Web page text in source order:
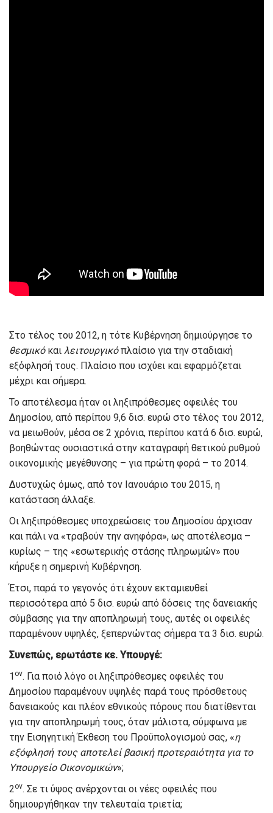
Στο τέλος του 2012, η τότε Κυβέρνηση δημιούργησε το
θεσμικόκαι λειτουργικόπλαίσιο για την σταδιακή
εξόφλησή τους. Πλαίσιο που ισχύει και εφαρμόζεται
μέχρι και σήμερα.
Το αποτέλεσμα ήταν οι ληξιπρόθεσμες οφειλές του
Δημοσίου, από περίπου 9,6 δισ. ευρώ στο τέλος του 2012,
να μειωθούν, μέσα σε 2 χρόνια, περίπου κατά 6 δισ. ευρώ,
βοηθώντας ουσιαστικά στην καταγραφή θετικού ρυθμού
οικονομικής μεγέθυνσης – για πρώτη φορά – το 2014.
Δυστυχώς όμως, από τον Ιανουάριο του 2015, η
κατάσταση άλλαξε.
Οι ληξιπρόθεσμες υποχρεώσεις του Δημοσίου άρχισαν
και πάλι να «τραβούν την ανηφόρα», ως αποτέλεσμα –
κυρίως – της «εσωτερικής στάσης πληρωμών» που
κήρυξε η σημερινή Κυβέρνηση.
Έτσι, παρά το γεγονός ότι έχουν εκταμιευθεί
περισσότερα από 5 δισ. ευρώ από δόσεις της δανειακής
σύμβασης για την αποπληρωμή τους, αυτές οι οφειλές
παραμένουν υψηλές, ξεπερνώντας σήμερα τα 3 δισ. ευρώ.
Συνεπώς, ερωτάστε κε. Υπουργέ:
1 ον. Για ποιό λόγο οι ληξιπρόθεσμες οφειλές του
Δημοσίου παραμένουν υψηλές παρά τους πρόσθετους
δανειακούς και πλέον εθνικούς πόρους που διατίθενται
για την αποπληρωμή τους, όταν μάλιστα, σύμφωνα με
την Εισηγητική Έκθεση του Προϋπολογισμού σας, «η
εξόφλησή τους αποτελεί βασική προτεραιότητα για το
Υπουργείο Οικονομικών»;
2ον. Σε τι ύψος ανέρχονται οι νέες οφειλές που
δημιουργήθηκαν την τελευταία τριετία;